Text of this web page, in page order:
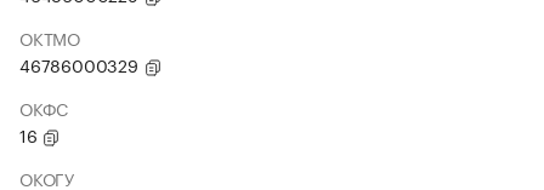
ОКТМО
46786000329
ОКФС
16
ОКОГУ